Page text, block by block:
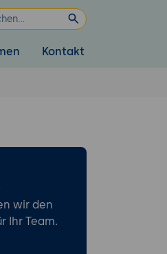
Kontakt
wir den
Ihr Team.